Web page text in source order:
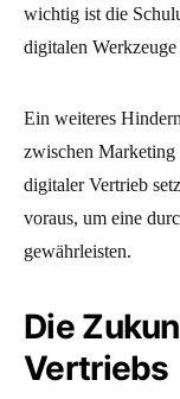
wichtig ist die
digitalen
Ein weiteres
zwischen
digitaler Vertrieb
voraus, um eine
gewährleisten.
Die
Vertriebs